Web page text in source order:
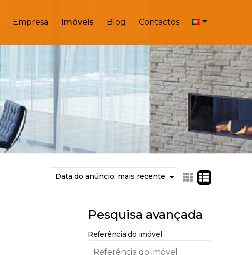
Empresa Imóveis Blog Contactos
Pesquisa avançada
Referência do imóvel